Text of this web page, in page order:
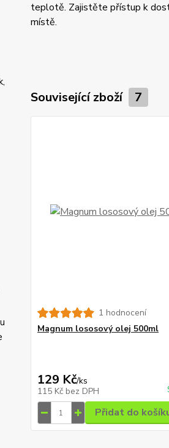
teplotě. Zajistěte přístup k
místě.
Související zboží 7
1 hodnocení
Magnum lososový olej 500ml
129 Kč/ks
115 Kč bez DPH
Přidat do